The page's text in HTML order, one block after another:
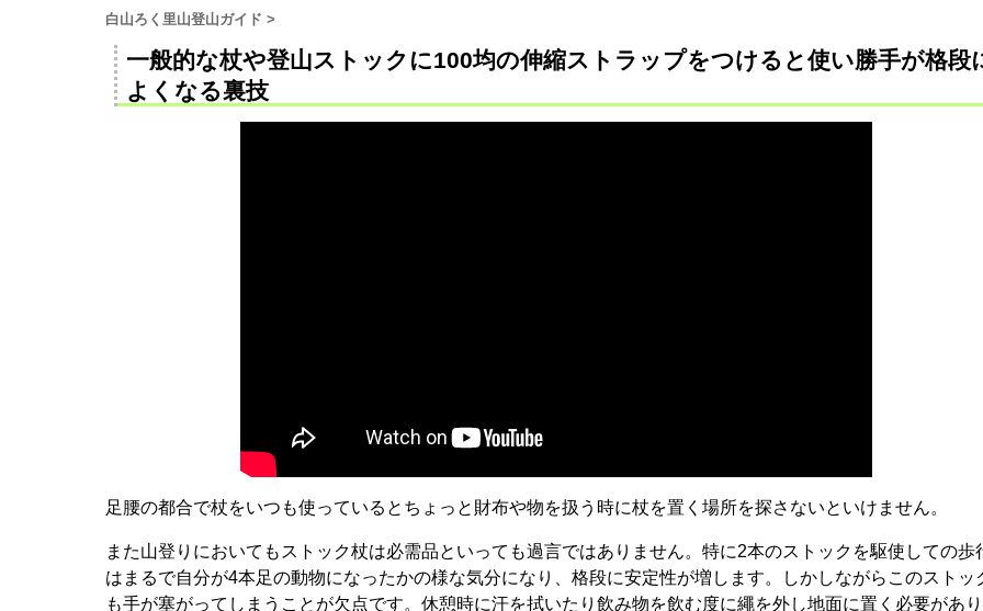
白山ろく里山登山ガイド >
一般的な杖や登山ストックに100均の伸縮ストラップをつけると使い勝手が格段
よくなる裏技
足腰の都合で杖をいつも使っているとちょっと財布や物を扱う時に杖を置く場所を探さないといけません。
また山登りにおいてもストック杖は必需品といっても過言ではありません。特に2本のストックを駆使しての歩
はまるで自分が4本足の動物になったかの様な気分になり、格段に安定性が増します。しかしながらこのストッ
も手が塞がってしまうことが欠点です。休憩時に汗を拭いたり飲み物を飲む度に繩を外し地面に置く必要があ